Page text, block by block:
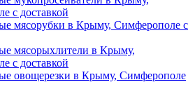
с доставкой
мясорубки в Крыму, Симферополе с
мясорыхлители в Крыму,
с доставкой
овощерезки в Крыму, Симферополе